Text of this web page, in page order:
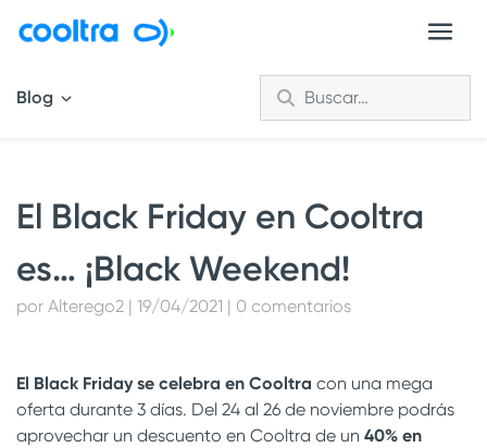
Blog
El Black Friday en Cooltra
es… ¡Black Weekend!
por Alterego2 | 19/04/2021 | 0 comentarios
El Black Friday se celebra en Cooltra con una mega
oferta durante 3 días. Del 24 al 26 de noviembre podrás
aprovechar un descuento en Cooltra de un 40% en